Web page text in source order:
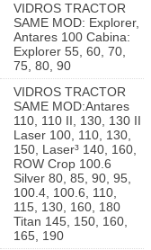
VIDROS TRACTOR
SAME MOD: Explorer,
Antares 100 Cabina:
Explorer 55, 60, 70,
75, 80, 90
VIDROS TRACTOR
SAME MOD:Antares
110, 110 II, 130, 130 II
Laser 100, 110, 130,
150, Laser³ 140, 160,
ROW Crop 100.6
Silver 80, 85, 90, 95,
100.4, 100.6, 110,
115, 130, 160, 180
Titan 145, 150, 160,
165, 190